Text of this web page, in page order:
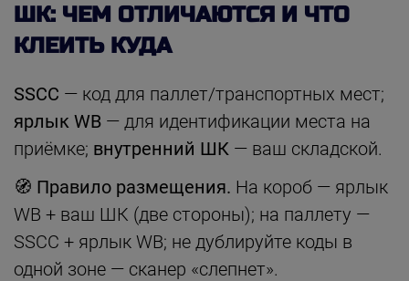
ШК: ЧЕМ ОТЛИЧАЮТСЯ И ЧТО
КЛЕИТЬ КУДА
SSCC — код для паллет/транспортных мест;
ярлык WB — для идентификации места на
приёмке; внутренний ШК — ваш складской.
🧭 Правило размещения. На короб — ярлык
WB + ваш ШК (две стороны); на паллету —
SSCC + ярлык WB; не дублируйте коды в
одной зоне — сканер «слепнет».